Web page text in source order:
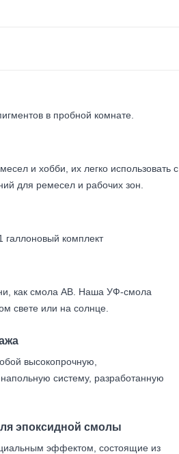
в пробной комнате.
и хобби, их легко использовать с
для ремесел и рабочих зон.
галлоновый комплект
как смола AB. Наша УФ-смола
свете или на солнце.
высокопрочную,
систему, разработанную
эпоксидной смолы
эффектом, состоящие из